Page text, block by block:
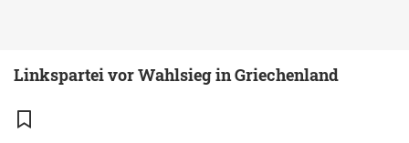
Linkspartei vor Wahlsieg in Griechenland